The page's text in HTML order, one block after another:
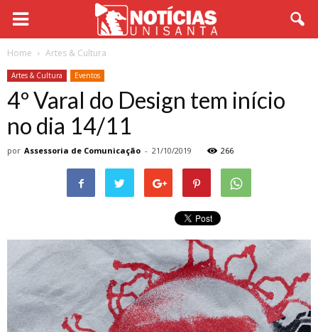
Home Artes & Cultura
Artes & Cultura Eventos
4º Varal do Design tem início
no dia 14/11
por Assessoria de Comunicação - 21/10/2019 266